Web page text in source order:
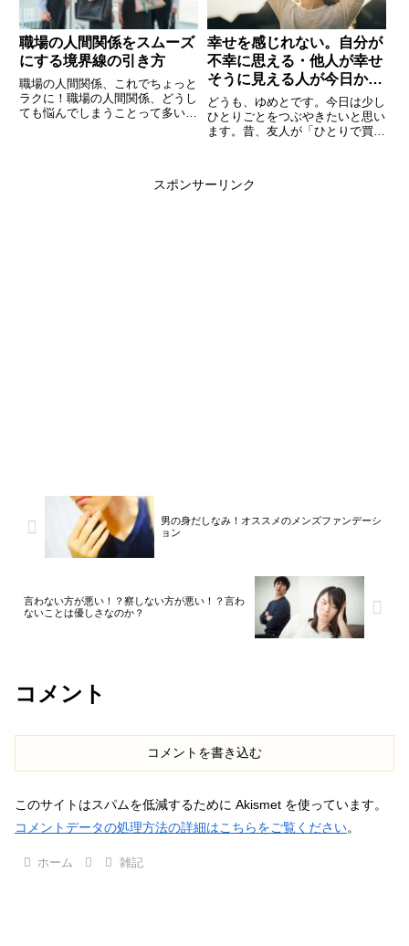
職場の人間関係をスムーズ
にする境界線の引き方
職場の人間関係、これでちょっと
ラクに！職場の人間関係、どうし
ても悩んでしまうことって多いよ
法を紹介するよ。境界線を上手…
幸せを感じれない。自分が
不幸に思える・他人が幸せ
そうに見える人が今日から
変わる方法
どうも、ゆめとです。今日は少し
ひとりごとをつぶやきたいと思い
ます。昔、友人が「ひとりで買い
でいたんだと思いますが。同じよ
スポンサーリンク
男の身だしなみ！オススメのメンズファンデーシ
ョン
言わない方が悪い！？察しない方が悪い！？言わ
ないことは優しさなのか？
コメント
コメントを書き込む
このサイトはスパムを低減するために Akismet を使っています。
コメントデータの処理方法の詳細はこちらをご覧ください。
ホーム 雑記